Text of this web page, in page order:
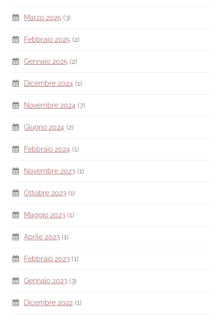
Marzo 2025 (3)
Febbraio 2025 (2)
Gennaio 2025 (2)
Dicembre 2024 (1)
Novembre 2024 (7)
Giugno 2024 (2)
Febbraio 2024 (1)
Novembre 2023 (1)
Ottobre 2023 (1)
Maggio 2023 (1)
Aprile 2023 (1)
Febbraio 2023 (1)
Gennaio 2023 (3)
Dicembre 2022 (1)